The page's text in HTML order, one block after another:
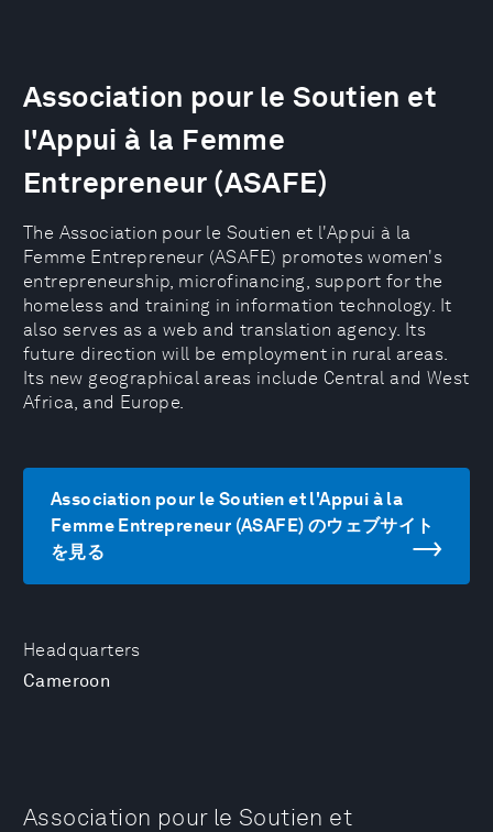
Headquarters
Cameroon
Association pour le Soutien et
l'Appui à la Femme
Entrepreneur (ASAFE)
The Association pour le Soutien et l'Appui à la
Femme Entrepreneur (ASAFE) promotes women's
entrepreneurship, microfinancing, support for the
homeless and training in information technology. It
also serves as a web and translation agency. Its
future direction will be employment in rural areas.
Its new geographical areas include Central and West
Africa, and Europe.
Association pour le Soutien et l'Appui à la
Femme Entrepreneur (ASAFE) のウェブサイト
を見る
Association pour le Soutien et